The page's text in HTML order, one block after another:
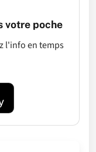
votre poche
l'info en temps